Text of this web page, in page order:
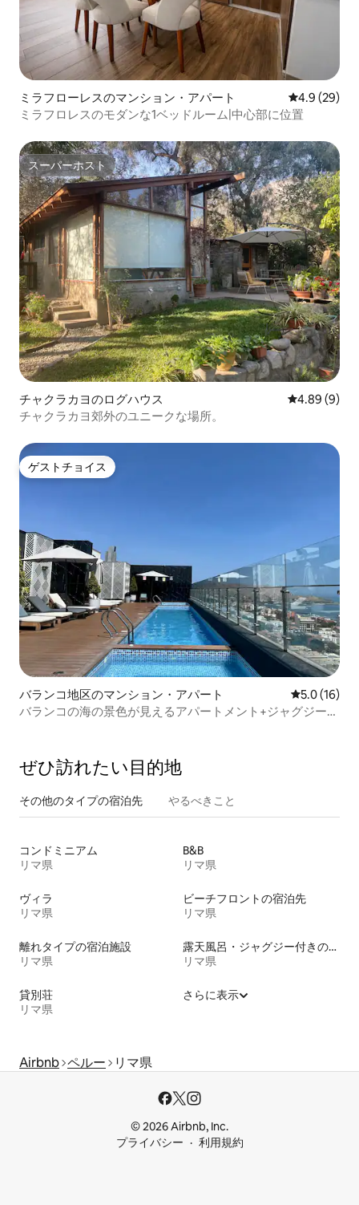
ミラフローレスのマンション・アパート レビュー29
4.9 (29)
ミラフロレスのモダンな1ベッドルーム|中心部に位置
スーパーホスト
スーパーホスト
チャクラカヨのログハウス レビュー9件
4.89 (9)
チャクラカヨ郊外のユニークな場所。
ゲストチョイス
ゲストチョイス
バランコ地区のマンション・アパート レビュー16
5.0 (16)
バランコの海の景色が見えるアパートメント+ジャグジー/
ぜひ訪⁠れ⁠た⁠い目⁠的⁠地
その他のタ⁠イ⁠プ⁠の宿⁠泊⁠先 やるべきこと
コンドミニアム
リマ県
B&B
リマ県
ヴィラ
リマ県
ビーチフロントの宿泊先
リマ県
離れタイプの宿泊施設
リマ県
露天風呂・ジャグジー付きの宿泊施設
リマ県
貸別荘
リマ県
さらに表示
Airbnb ペルー リマ県
© 2026 Airbnb, Inc.
プライバシー
利用規約